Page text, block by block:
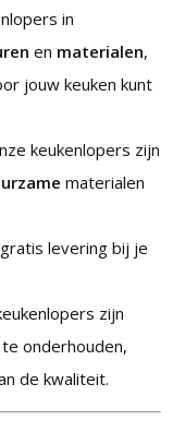
in
en materialen,
jouw keuken kunt
keukenlopers zijn
materialen
levering bij je
zijn
onderhouden,
de kwaliteit.